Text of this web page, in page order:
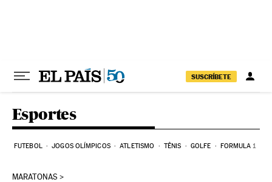
SUSCRÍBETE
Esportes
FUTEBOL JOGOS OLÍMPICOS ATLETISMO TÊNIS GOLFE FORMULA 1
MARATONAS